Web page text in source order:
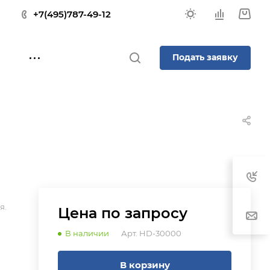
+7(495)787-49-12
Подать заявку
Цена по запросу
В наличии Арт. HD-30000
В корзину